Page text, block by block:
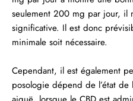
seulement 200 mg par jour, il
significative. Il est donc
minimale soit nécessaire.
Cependant, il est également
posologie dépend de l’état de